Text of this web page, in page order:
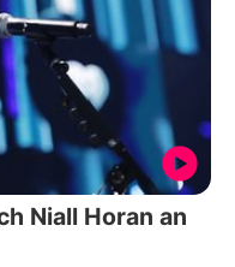
Niall Horan an